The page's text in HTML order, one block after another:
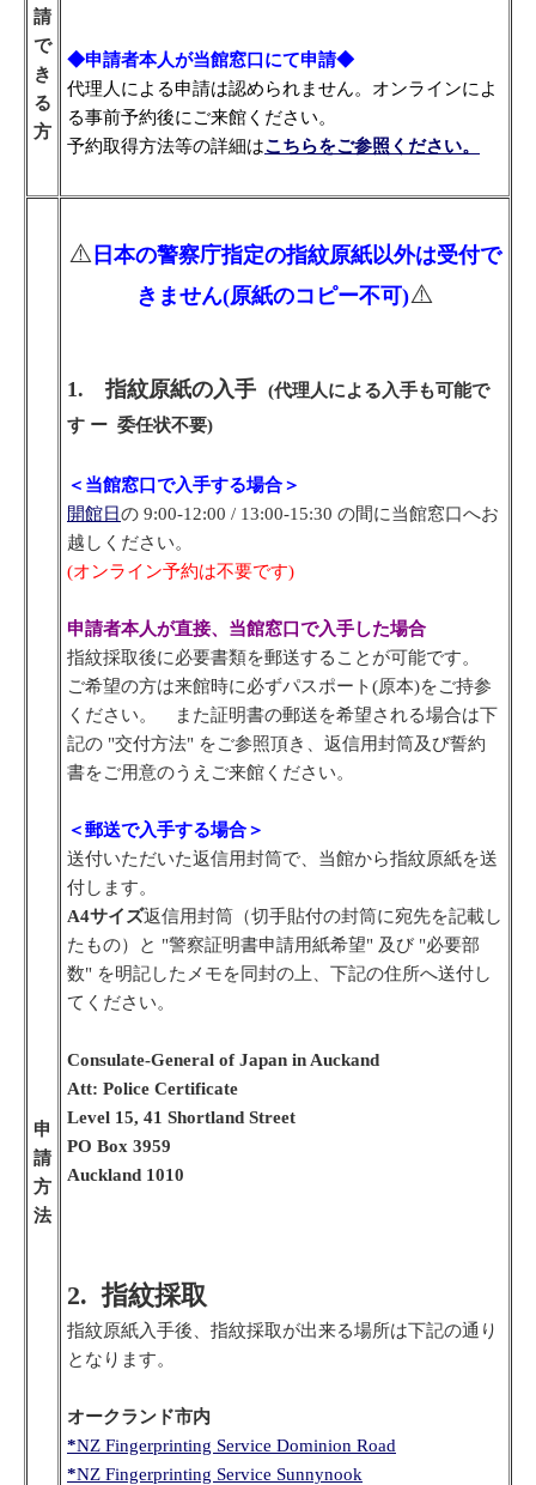
請
で
き
る
方
◆申請者本人が当館窓口にて申請◆
代理人による申請は認められません。オンラインによ
る事前予約後にご来館ください。
予約取得方法等の詳細はこちらをご参照ください。
申
請
方
法
⚠️ 日本の警察庁指定の指紋原紙以外は受付で
きません(原紙のコピー不可)⚠️
1. 指紋原紙の入手 (代理人による入手も可能で
す ー 委任状不要)
＜当館窓口で入手する場合＞
開館日の 9:00-12:00 / 13:00-15:30 の間に当館窓口へお
越しください。
(オンライン予約は不要です)
申請者本人が直接、当館窓口で入手した場合
指紋採取後に必要書類を郵送することが可能です。
ご希望の方は来館時に必ずパスポート(原本)をご持参
ください。 また証明書の郵送を希望される場合は下
記の "交付方法" をご参照頂き、返信用封筒及び誓約
書をご用意のうえご来館ください。
＜郵送で入手する場合＞
送付いただいた返信用封筒で、当館から指紋原紙を送
付します。
A4サイズ返信用封筒（切手貼付の封筒に宛先を記載し
たもの）と "警察証明書申請用紙希望" 及び "必要部
数" を明記したメモを同封の上、下記の住所へ送付し
てください。
Consulate-General of Japan in Auckand
Att: Police Certificate
Level 15, 41 Shortland Street
PO Box 3959
Auckland 1010
2. 指紋採取
指紋原紙入手後、指紋採取が出来る場所は下記の通り
となります。
オークランド市内
*NZ Fingerprinting Service Dominion Road
*NZ Fingerprinting Service Sunnynook